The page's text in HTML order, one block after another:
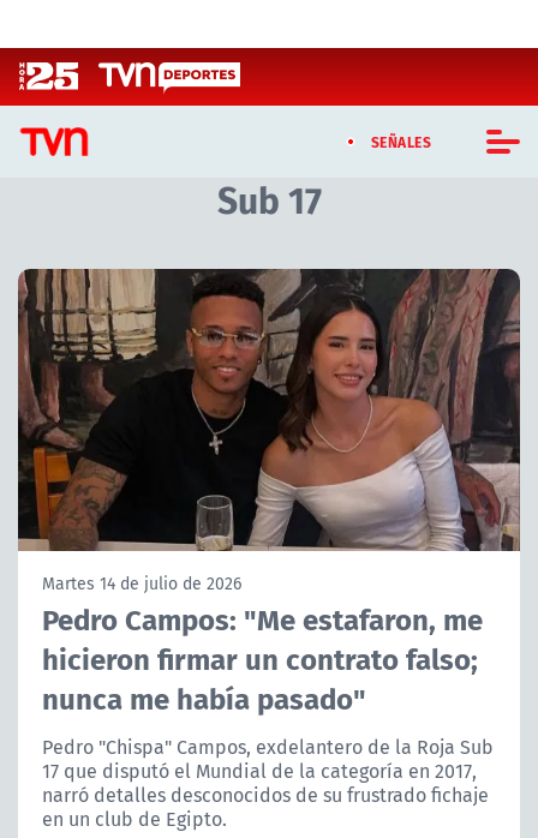
SEÑALES
CASTING MASTERCHEF CHILE
CASTING TVN VERTICAL
TVN VERTICAL
TVN PLAY
PROGRAMAS
TELESERIES
ACTUALIDAD Y TENDENCIAS
CORPORATIVO Y TRANSPARENCIA
CANAL DE DENUNCIAS
ÁREA DE PROYECTOS
Sub 17
Artículos relacionados con Sub 17
Martes 14 de julio de 2026
Pedro Campos: "Me estafaron, me
hicieron firmar un contrato falso;
nunca me había pasado"
Pedro "Chispa" Campos, exdelantero de la Roja Sub
17 que disputó el Mundial de la categoría en 2017,
narró detalles desconocidos de su frustrado fichaje
en un club de Egipto.